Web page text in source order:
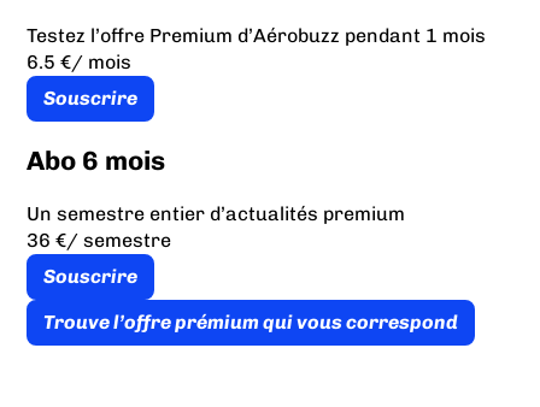
Testez l’offre Premium d’Aérobuzz pendant 1 mois
6.5 €/ mois
Souscrire
Abo 6 mois
Un semestre entier d’actualités premium
36 €/ semestre
Souscrire
Trouve l’offre prémium qui vous correspond